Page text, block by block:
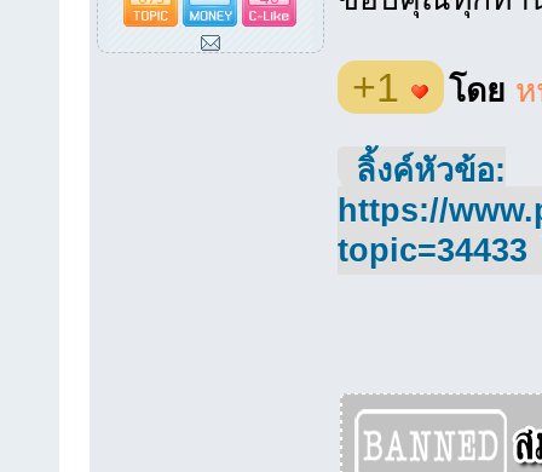
+1 โดย
ลิ้งค์หัวข้อ:
https://
topic=34433